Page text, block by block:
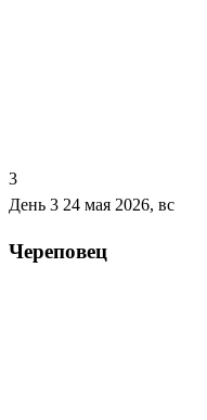
3
День 3 24 мая 2026, вс
Череповец